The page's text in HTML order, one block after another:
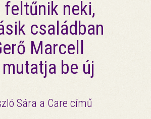
neki,
családban
Marcell
be új
Sára a Care című